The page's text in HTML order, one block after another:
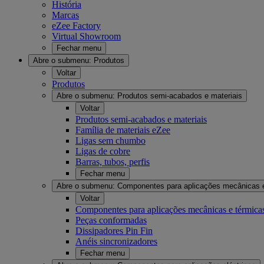
História
Marcas
eZee Factory
Virtual Showroom
Fechar menu
Abre o submenu: Produtos
Voltar
Produtos
Abre o submenu: Produtos semi-acabados e materiais
Voltar
Produtos semi-acabados e materiais
Família de materiais eZee
Ligas sem chumbo
Ligas de cobre
Barras, tubos, perfis
Fechar menu
Abre o submenu: Componentes para aplicações mecânicas
Voltar
Componentes para aplicações mecânicas e
Peças conformadas
Dissipadores Pin Fin
Anéis sincronizadores
Fechar menu